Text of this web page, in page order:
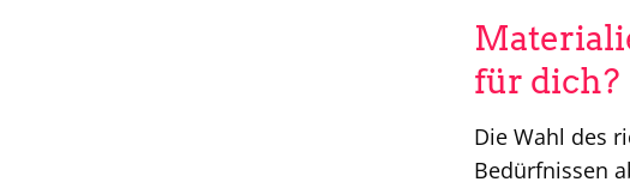
für dich?
Die Wahl des
Bedürfnissen